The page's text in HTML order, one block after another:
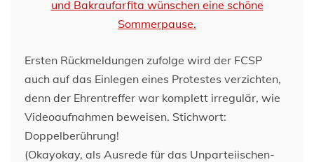
Ersten Rückmeldungen zufolge wird der FCSP
auch auf das Einlegen eines Protestes verzichten,
denn der Ehrentreffer war komplett irregulär, wie
Videoaufnahmen beweisen. Stichwort:
Doppelberührung!
(Okayokay, als Ausrede für das Unparteiischen-